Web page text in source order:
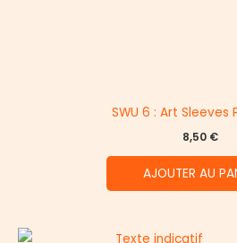
SWU 6 : Art Sleeves
8,50 €
AJOUTER AU